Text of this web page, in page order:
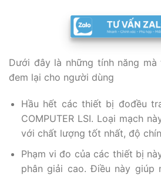
Dưới đây là những tính năng
đem lại cho người dùng
Hầu hết các thiết bị đođều
COMPUTER LSI. Loại mạch
với chất lượng tốt nhất, độ
Phạm vi đo của các thiết bị
phân giải cao. Điều này giúp